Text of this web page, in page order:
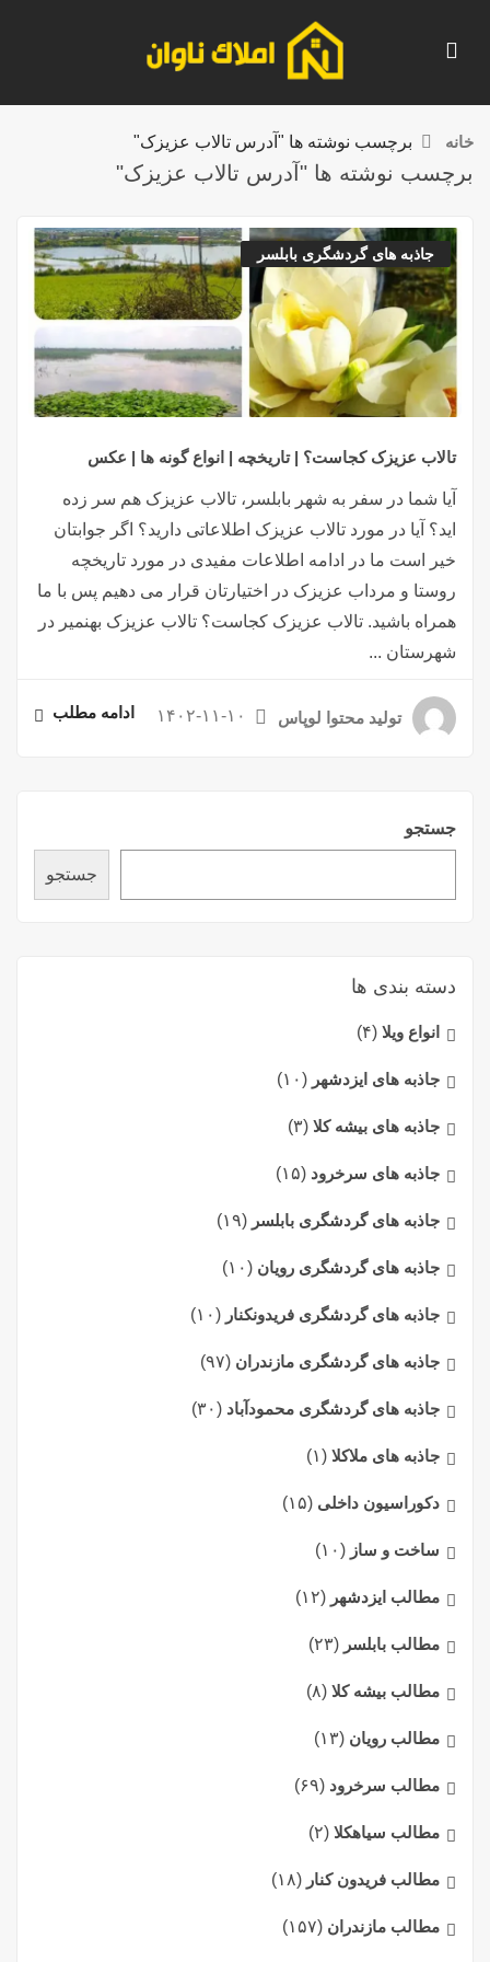
خانه برچسب نوشته ها "آدرس تالاب عزیزک"
برچسب نوشته ها "آدرس تالاب عزیزک"
جستجو
جستجو
دسته بندی ها
انواع ویلا (۴)
جاذبه های ایزدشهر (۱۰)
جاذبه های بیشه کلا (۳)
جاذبه های سرخرود (۱۵)
جاذبه های گردشگری بابلسر (۱۹)
جاذبه های گردشگری رویان (۱۰)
جاذبه های گردشگری فریدونکنار (۱۰)
جاذبه های گردشگری مازندران (۹۷)
جاذبه های گردشگری محمودآباد (۳۰)
جاذبه های ملاکلا (۱)
دکوراسیون داخلی (۱۵)
ساخت و ساز (۱۰)
مطالب ایزدشهر (۱۲)
مطالب بابلسر (۲۳)
مطالب بیشه کلا (۸)
مطالب رویان (۱۳)
مطالب سرخرود (۶۹)
مطالب سیاهکلا (۲)
مطالب فریدون کنار (۱۸)
مطالب مازندران (۱۵۷)
جاذبه های گردشگری بابلسر
تالاب عزیزک کجاست؟ | تاریخچه | انواع گونه ها | عکس
آیا شما در سفر به شهر بابلسر، تالاب عزیزک هم سر زده
اید؟ آیا در مورد تالاب عزیزک اطلاعاتی دارید؟ اگر جوابتان
خیر است ما در ادامه اطلاعات مفیدی در مورد تاریخچه
روستا و مرداب عزیزک در اختیارتان قرار می دهیم پس با ما
همراه باشید. تالاب عزیزک کجاست؟ تالاب عزیزک بهنمیر در
شهرستان ...
تولید محتوا لوپاس ۱۴۰۲-۱۱-۱۰ ادامه مطلب